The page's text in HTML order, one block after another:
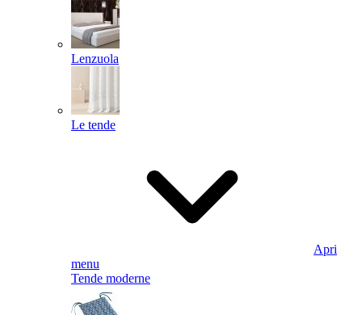
Lenzuola
Le tende
Apri
menu
Tende moderne